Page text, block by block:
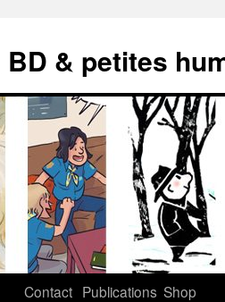
& petites
Contact Publications Shop